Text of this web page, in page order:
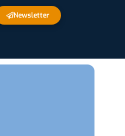
Newsletter